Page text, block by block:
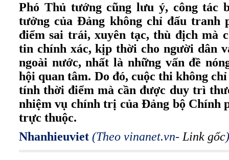
Phó Thủ tướng cũng lưu ý, công tác
tưởng của Đảng không chỉ đấu tranh
điểm sai trái, xuyên tạc, thù địch mà
tin chính xác, kịp thời cho người dân
ngoài nước, nhất là những vấn đề
hội quan tâm. Do đó, cuộc thi không
tính thời điểm mà cần được duy trì
nhiệm vụ chính trị của Đảng bộ Chính
trực thuộc.
Nhanhieuviet (Theo vinanet.vn- Link gốc)